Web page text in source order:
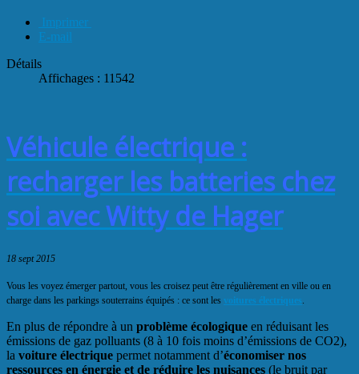
Imprimer
E-mail
Détails
Affichages : 11542
Véhicule électrique :
recharger les batteries chez
soi avec Witty de Hager
18 sept 2015
Vous les voyez émerger partout, vous les croisez peut être régulièrement en ville ou en
charge dans les parkings souterrains équipés : ce sont les voitures électriques
En plus de répondre à un problème écologique en réduisant les
émissions de gaz polluants (8 à 10 fois moins d’émissions de CO2),
la voiture électrique permet notamment d’économiser nos
ressources en énergie et de réduire les nuisances (le bruit par